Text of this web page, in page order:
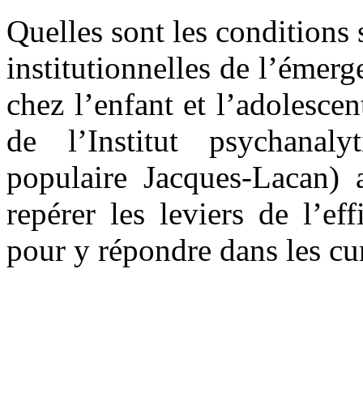
Quelles sont les
institutionnelles de
chez l’enfant et
de l’Institut
populaire Jacques-
repérer les leviers de
pour y répondre dans les